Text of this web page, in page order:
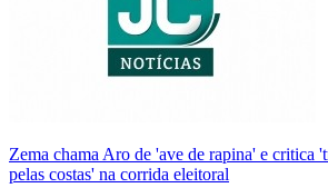
Zema chama Aro de 'ave de rapina' e critica
pelas costas' na corrida eleitoral